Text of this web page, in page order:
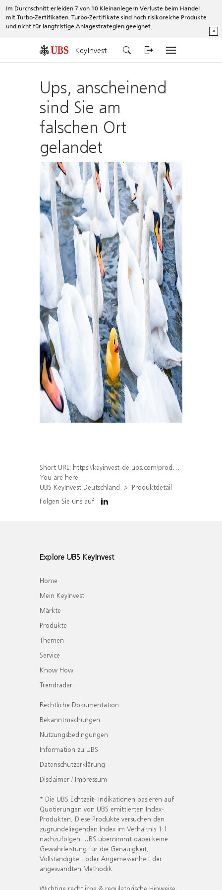
Im Durchschnitt erleiden 7 von 10 Kleinanlegern Verluste beim Handel
mit Turbo-Zertifikaten. Turbo-Zertifikate sind hoch risikoreiche Produkte
und nicht für langfristige Anlagestrategien geeignet.
^
KeyInvest
Ups, anscheinend
sind Sie am
falschen Ort
gelandet
Short URL: https://keyinvest-de.ubs.com/produkt/detail/index/isin/DE000WA8ZZF7
You are here:
UBS KeyInvest Deutschland
Produktdetail
Folgen Sie uns auf
Explore UBS KeyInvest
Home
Mein KeyInvest
Märkte
Produkte
Themen
Service
Know How
Trendradar
Rechtliche Dokumentation
Bekanntmachungen
Nutzungsbedingungen
Information zu UBS
Datenschutzerklärung
Disclaimer / Impressum
* Die UBS Echtzeit- Indikationen basieren auf
Quotierungen von UBS emittierten Index-
Produkten. Diese Produkte versuchen den
zugrundeliegenden Index im Verhältnis 1:1
nachzufolgen. UBS übernimmt dabei keine
Gewährleistung für die Genauigkeit,
Vollständigkeit oder Angemessenheit der
angewandten Methodik.